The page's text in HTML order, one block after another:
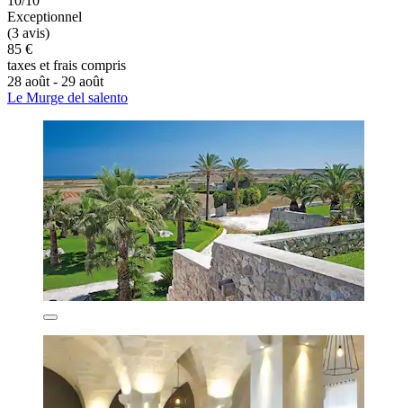
Exceptionnel
(3 avis)
85 €
taxes et frais compris
28 août - 29 août
Le Murge del salento